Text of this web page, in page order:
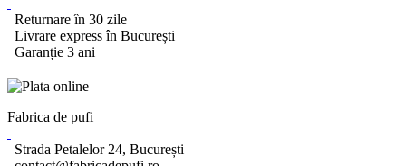
Returnare în 30 zile
Livrare express în București
Garanție 3 ani
Fabrica de pufi
Strada Petalelor 24, București